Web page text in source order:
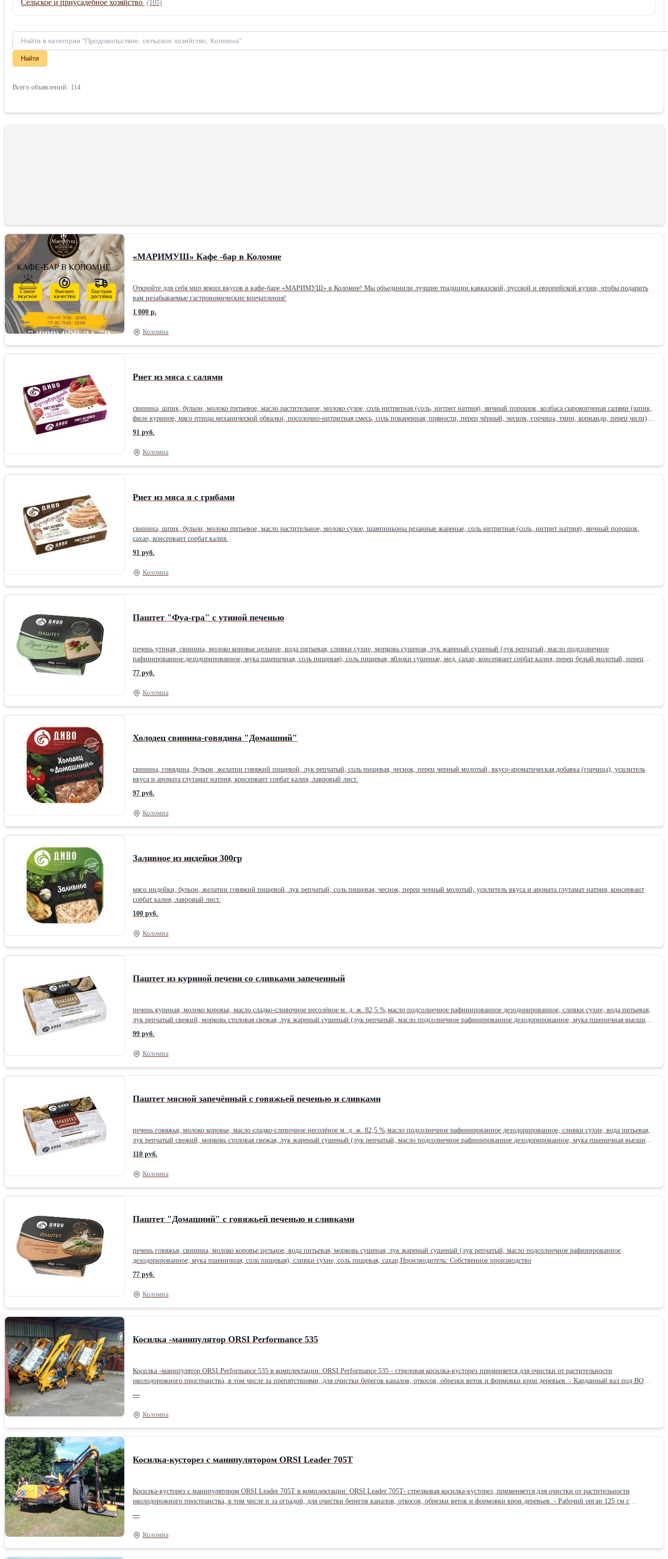
Сельское и приусадебное хозяйство (105)
Найти
Всего объявлений: 114
«МАРИМУШ» Кафе -бар в Коломне
Откройте для себя мир ярких вкусов в кафе-баре «МАРИМУШ» в Коломне! Мы объединили лучшие традиции кавказской, русской и европейской кухни, чтобы подарить
вам незабываемые гастрономические впечатления!
1 000 р.
Коломна
Риет из мяса с салями
свинина, шпик, бульон, молоко питьевое, масло растительное, молоко сухое, соль нитритная (соль, нитрит натрия), яичный порошок, колбаса сырокопченая салями (шпик,
филе куриное, мясо птицы механической обвалки, посолочно-нитритная смесь, соль поваренная, пряности, перец чёрный, чеснок, горчица, тмин, кориандр, перец чили),
сахар, консервант сорбат калия.
91 руб.
Коломна
Риет из мяса я с грибами
свинина, шпик, бульон, молоко питьевое, масло растительное, молоко сухое, шампиньоны резанные жареные, соль нитритная (соль, нитрит натрия), яичный порошок,
сахар, консервант сорбат калия.
91 руб.
Коломна
Паштет "Фуа-гра" с утиной печенью
печень утиная, свинина, молоко коровье цельное, вода питьевая, сливки сухие, морковь сушеная, лук жареный сушеный (лук репчатый, масло подсолнечное
рафинированное дезодорированное, мука пшеничная, соль пищевая), соль пищевая, яблоки сушеные, мед, сахар, консервант сорбат калия, перец белый молотый, перец
черный молотый, корица молотая.Производитель: Собственное производство
77 руб.
Коломна
Холодец свинина-говядина "Домашний"
свинина, говядина, бульон, желатин говяжий пищевой, лук репчатый, соль пищевая, чеснок, перец черный молотый, вкусо-ароматическая добавка (горчица), усилитель
вкуса и аромата глутамат натрия, консервант сорбат калия, лавровый лист.
97 руб.
Коломна
Заливное из индейки 300гр
мясо индейки, бульон, желатин говяжий пищевой, лук репчатый, соль пищевая, чеснок, перец черный молотый, усилитель вкуса и аромата глутамат натрия, консервант
сорбат калия, лавровый лист.
100 руб.
Коломна
Паштет из куриной печени со сливками запеченный
печень куриная, молоко коровье, масло сладко-сливочное несолёное м. д. ж. 82,5 %,масло подсолнечное рафинированное дезодорированное, сливки сухие, вода питьевая,
лук репчатый свежий, морковь столовая свежая, лук жареный сушеный (лук репчатый, масло подсолнечное рафинированное дезодорированное, мука пшеничная высший
сорт, соль пищевая), соль пищевая, сахар, перец чёрный молотый.
99 руб.
Коломна
Паштет мясной запечённый с говяжьей печенью и сливками
печень говяжья, молоко коровье, масло сладко-сливочное несолёное м. д. ж. 82,5 %,масло подсолнечное рафинированное дезодорированное, сливки сухие, вода питьевая,
лук репчатый свежий, морковь столовая свежая, лук жареный сушеный (лук репчатый, масло подсолнечное рафинированное дезодорированное, мука пшеничная высший
сорт, соль пищевая), соль пищевая, сахар, перец чёрный молотый.
110 руб.
Коломна
Паштет "Домашний" с говяжьей печенью и сливками
печень говяжья, свинина, молоко коровье цельное, вода питьевая, морковь сушеная, лук жареный сушеный (лук репчатый, масло подсолнечное рафинированное
дезодорированное, мука пшеничная, соль пищевая), сливки сухие, соль пищевая, сахар,Производитель: Собственное производство
77 руб.
Коломна
Косилка -манипулятор ORSI Performance 535
Косилка -манипулятор ORSI Performance 535 в комплектации: ORSI Performance 535 - стреловая косилка-кусторез применяется для очистки от растительности
околодорожного пространства, в том числе за препятствиями, для очистки берегов каналов, откосов, обрезки веток и формовки крон деревьев. - Карданный вал под ВОМ
стрелы - 5,50 мТип: Косилка-измельчитель Вид: Молотковая Конструкция: Навесные Состояние: Новое
—
Коломна
Косилка-кусторез с манипулятором ORSI Leader 705T
Косилка-кусторез с манипулятором ORSI Leader 705T в комплектации: ORSI Leader 705T- стрелковая косилка-кусторез, применяется для очистки от растительности
околодорожного пространства, в том числе и за оградой, для очистки берегов каналов, откосов, обрезки веток и формовки крон деревьев. - Рабочий орган 125 см с
измельчитель Вид: Молотковая Конструкция: Навесные Состояние: Новое
—
Коломна